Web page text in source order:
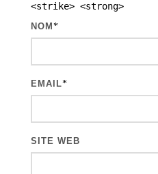
<strike> <strong>
NOM *
EMAIL*
SITE WEB